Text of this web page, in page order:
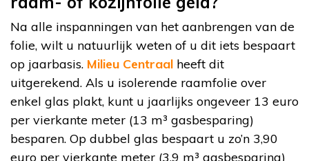
Na alle inspanningen van het aanbrengen van de
folie, wilt u natuurlijk weten of u dit iets bespaart
op jaarbasis. Milieu Centraal heeft dit
uitgerekend. Als u isolerende raamfolie over
enkel glas plakt, kunt u jaarlijks ongeveer 13 euro
per vierkante meter (13 m³ gasbesparing)
besparen. Op dubbel glas bespaart u zo’n 3,90
euro per vierkante meter (3,9 m³ gasbesparing)